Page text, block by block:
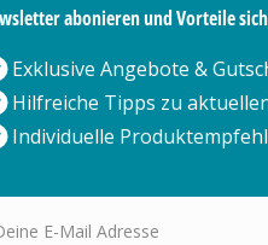
abonieren und Vorteile
Exklusive Angebote &
Hilfreiche Tipps zu
Individuelle
E-Mail Adresse